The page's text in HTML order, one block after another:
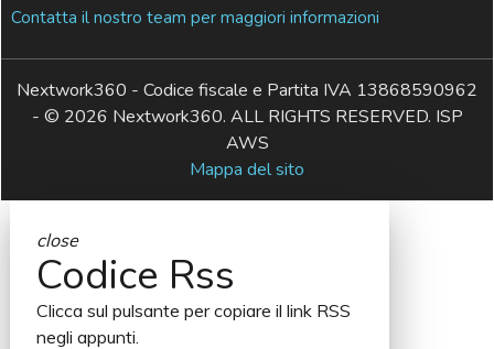
Contatta il nostro team per maggiori informazioni
Nextwork360 - Codice fiscale e Partita IVA 13868590962
- © 2026 Nextwork360. ALL RIGHTS RESERVED. ISP
AWS
Mappa del sito
close
Codice Rss
Clicca sul pulsante per copiare il link RSS
negli appunti.